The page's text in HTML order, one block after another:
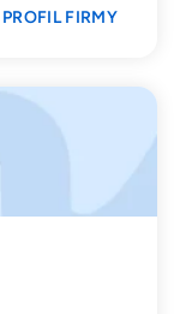
PROFIL FIRMY